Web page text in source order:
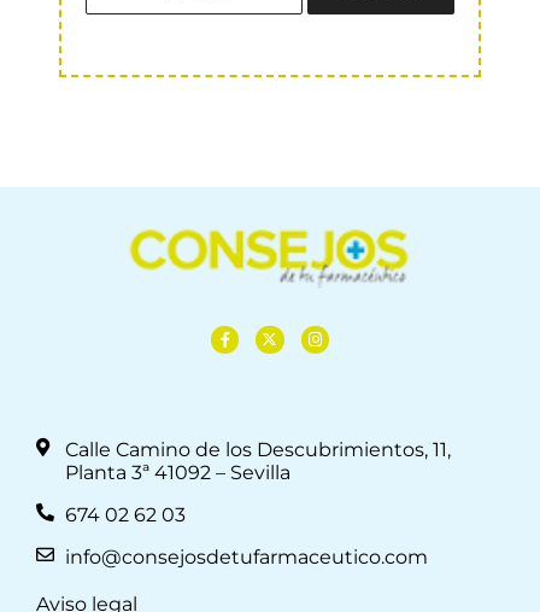
Calle Camino de los Descubrimientos, 11,
Planta 3ª 41092 – Sevilla
674 02 62 03
info@consejosdetufarmaceutico.com
Aviso legal